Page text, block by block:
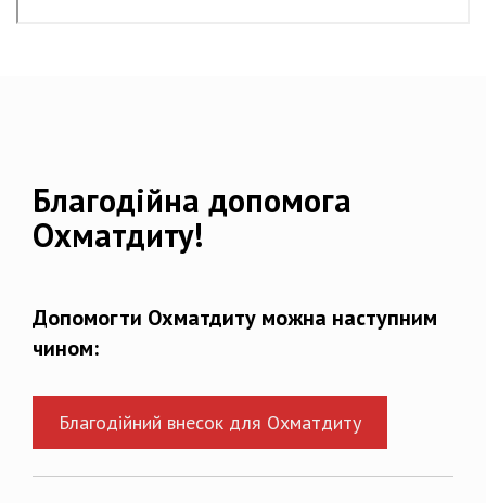
Благодійна допомога
Охматдиту!
Допомогти Охматдиту можна наступним
чином:
Благодійний внесок для Охматдиту